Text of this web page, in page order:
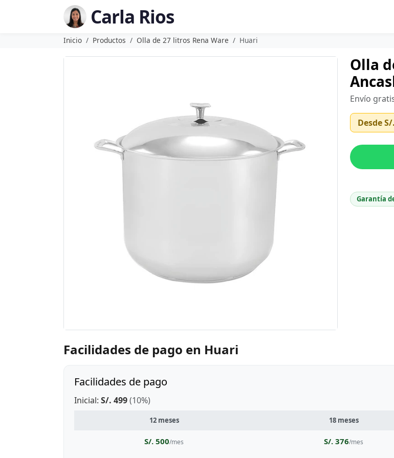
Carla Rios
Inicio Productos Olla de 27 litros Rena Ware Huari
Olla
Envío
Desde
Garantía
Facilidades de pago en Huari
Facilidades de pago
Inicial: S/. 499(10%)
12 meses 18 meses
S/. 500/mes S/. 376/mes